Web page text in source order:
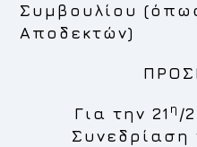
Συμβουλίου
Αποδεκτών)
Για την 21 η /
Συνεδρίαση